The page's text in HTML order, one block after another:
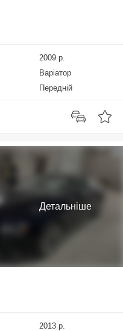
2009 р.
Варіатор
Передній
Детальніше
2013 р.